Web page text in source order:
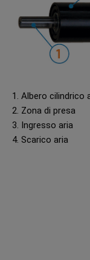
1. Albero cilindrico
2. Zona di presa
3. Ingresso aria
4. Scarico aria